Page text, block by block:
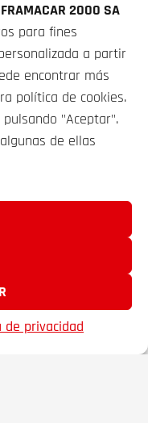
FRAMACAR 2000 SA
para fines
a partir
encontrar más
política de cookies.
"Aceptar".
de ellas
de privacidad
© 2025